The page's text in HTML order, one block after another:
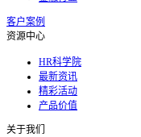
客户案例
资源中心
HR科学院
最新资讯
精彩活动
产品价值
关于我们